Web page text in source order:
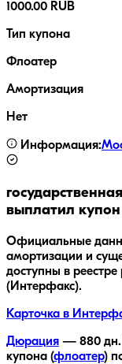
1000.00 RUB
Тип купона
Флоатер
Амортизация
Нет
Информация:
выплатил
Официальные
амортизации и
доступны в
(Интерфакс).
Карточка в
Дюрация — 880 дн.
купона (флоатер)